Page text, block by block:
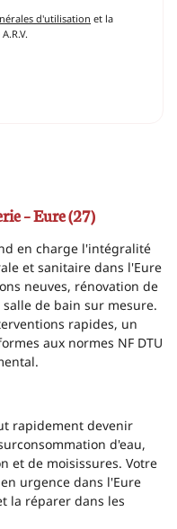
d'utilisation et la
A.R.V.
– Eure (27)
en charge l'intégralité
et sanitaire dans l'Eure
neuves, rénovation de
de bain sur mesure.
rapides, un
aux normes NF DTU
rapidement devenir
d'eau,
et de moisissures. Votre
urgence dans l'Eure
la réparer dans les